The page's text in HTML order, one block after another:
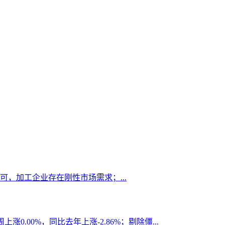
，加工企业存在刚性市场需求；...
涨0.00%，同比去年上涨-2.86%；剔除僵...